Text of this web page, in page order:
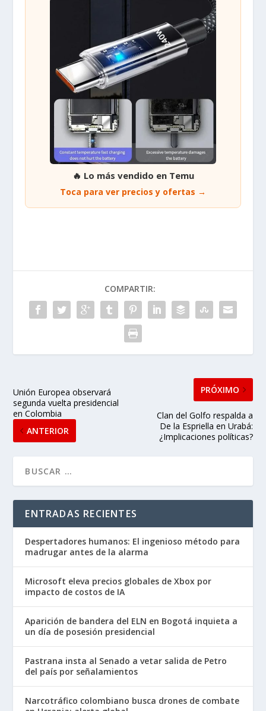
🔥 Lo más vendido en Temu
Toca para ver precios y ofertas →
COMPARTIR:
Unión Europea observará
segunda vuelta presidencial
en Colombia
ANTERIOR
PRÓXIMO
Clan del Golfo respalda a
De la Espriella en Urabá:
¿Implicaciones políticas?
ENTRADAS RECIENTES
Despertadores humanos: El ingenioso método para
madrugar antes de la alarma
Microsoft eleva precios globales de Xbox por
impacto de costos de IA
Aparición de bandera del ELN en Bogotá inquieta a
un día de posesión presidencial
Pastrana insta al Senado a vetar salida de Petro
del país por señalamientos
Narcotráfico colombiano busca drones de combate